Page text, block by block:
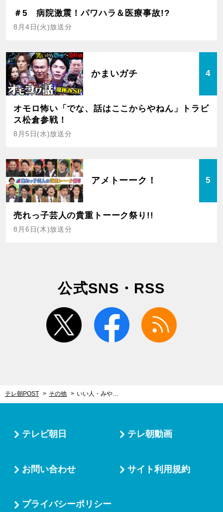
＃5 病院激震！パワハラ＆医療事故!?
8月4日(火)放送分
かまいガチ 4
オモロ怖い「でな、話はここからやねん」トラビ
ス松倉参戦！
8月5日(水)放送分
アメトーーク！ 5
売れっ子芸人の貴重トーーク祭り!!
8月6日(木)放送分
公式SNS・RSS
twitter facebook
テレ朝POST その他 いい人・みやぞん、意外と辛口?! 10人の先輩芸人を尊敬してる順にランク付け
テレビ朝日 テレ朝動画
お問い合わせ サイト利用規約
プライバシーポリシー